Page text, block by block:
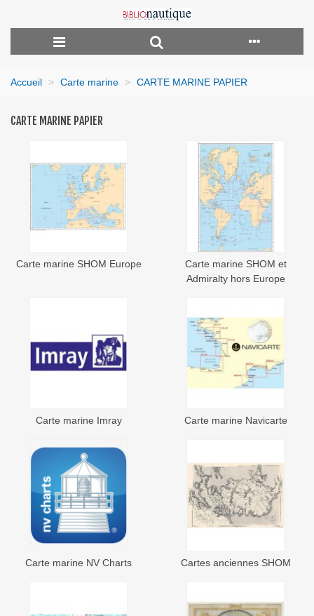
Accueil > Carte marine > CARTE MARINE PAPIER
CARTE MARINE PAPIER
Carte marine SHOM Europe
Carte marine SHOM et
Admiralty hors Europe
Carte marine Imray Carte marine Navicarte
Carte marine NV Charts Cartes anciennes SHOM